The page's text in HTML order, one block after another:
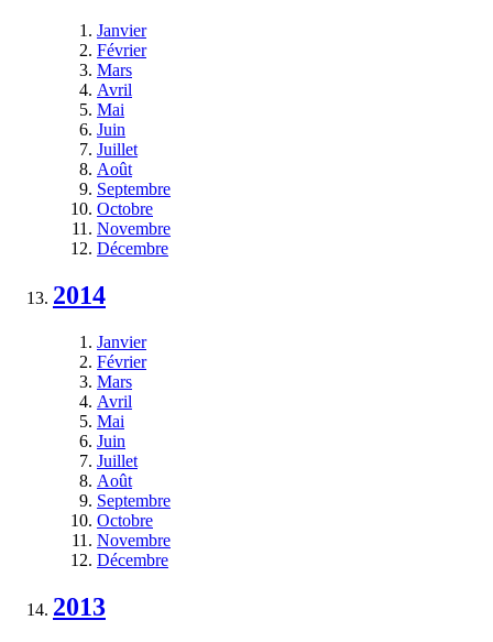
Janvier
Février
Mars
Avril
Mai
Juin
Juillet
Août
Septembre
Octobre
Novembre
Décembre
2014
Janvier
Février
Mars
Avril
Mai
Juin
Juillet
Août
Septembre
Octobre
Novembre
Décembre
2013